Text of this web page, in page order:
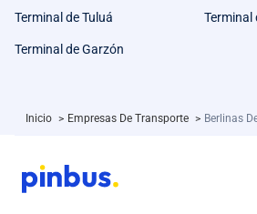
Terminal de Tuluá Terminal
Terminal de Garzón
Inicio > Empresas De Transporte > Berlinas